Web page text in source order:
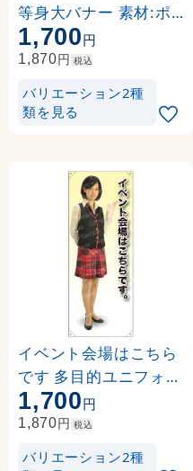
等身大バナー 素材:ポ
ンジ(薄手生地) (62198
)
1,700円
1,870円 税込
バリエーション2種
類を見る
イベント会場はこちら
です 多目的ユニフォー
ム 等身大バナー 素材:
ポンジ(薄手生地) (622
1,700円
1,870円 税込
バリエーション2種